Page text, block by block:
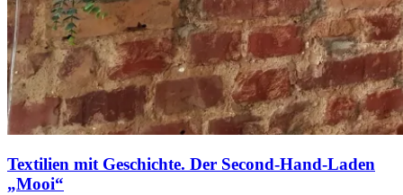
Textilien mit Geschichte. Der Second-Hand-Laden
„Mooi“